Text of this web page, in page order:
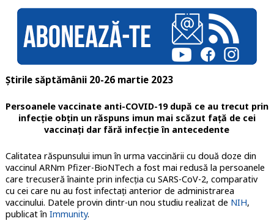
Știrile săptămânii 20-26 martie 2023
Persoanele vaccinate anti-COVID-19 după ce au trecut prin
infecție obțin un răspuns imun mai scăzut față de cei
vaccinați dar fără infecție în antecedente
Calitatea răspunsului imun în urma vaccinării cu două doze din
vaccinul ARNm Pfizer-BioNTech a fost mai redusă la persoanele
care trecuseră înainte prin infecția cu SARS-CoV-2, comparativ
cu cei care nu au fost infectați anterior de administrarea
vaccinului. Datele provin dintr-un nou studiu realizat de NIH,
publicat în Immunity.